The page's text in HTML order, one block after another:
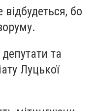
бо
та
Луцької